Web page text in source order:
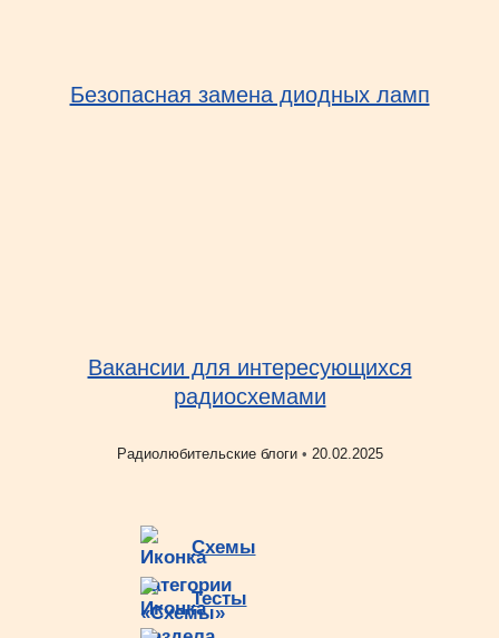
Безопасная замена диодных ламп
Вакансии для интересующихся
радиосхемами
Рубрики
Радиолюбительские блоги• 20.02.2025
Схемы
Тесты